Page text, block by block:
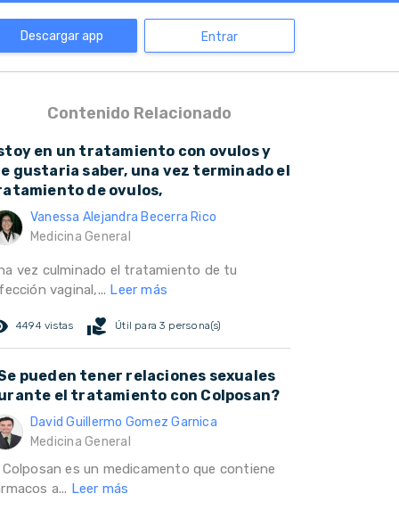
Descargar app Entrar
Contenido Relacionado
en un tratamiento con ovulos y
gustaria saber, una vez terminado el
de ovulos,
Vanessa Alejandra Becerra Rico
Medicina General
vez culminado el tratamiento de tu
vaginal,... Leer más
4494 vistas volunteer_activism Útil para 3 persona(s)
pueden tener relaciones sexuales
el tratamiento con Colposan?
David Guillermo Gomez Garnica
Medicina General
Colposan es un medicamento que contiene
a... Leer más